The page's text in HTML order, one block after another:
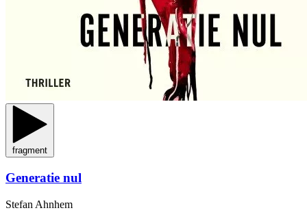
fragment
Generatie nul
Stefan Ahnhem